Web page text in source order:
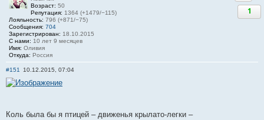
Возраст: 50
Репутация: 1364 (+1479/−115)
Лояльность: 796 (+871/−75)
Сообщения: 704
Зарегистрирован: 18.10.2015
С нами: 10 лет 9 месяцев
Имя: Оливия
Откуда: Россия
1
#151 10.12.2015, 07:04
Коль была бы я птицей – движенья крылато-легки –